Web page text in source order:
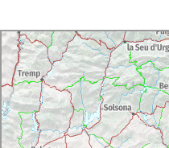
Mas El Ferrès (3
Visita al corral del
quien os enseñará
Degustación de
pastor.
Café de primera
cafetería de Vol de